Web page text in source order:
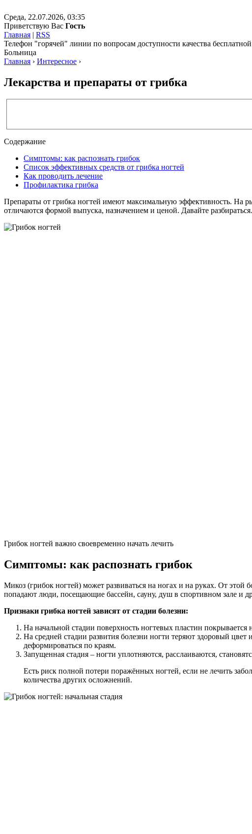
Среда, 22.07.2026, 03:35
Приветствую Вас Гость
Главная | RSS
Телефон "горячей" линии по вопросам доступности качества
Больница
Главная › Интересное ›
Лекарства и препараты от грибка
Содержание
Симптомы: как распознать грибок
Список эффективных средств от грибка ногтей
Как проводить лечение
Профилактика грибка
Препараты от грибка ногтей имеют максимальную эффективность. На
отличаются формой выпуска, назначением и ценой. Давайте разбираться.
Грибок ногтей важно своевременно начать лечить
Симптомы: как распознать грибок
Микоз (грибок ногтей) может развиваться на ногах и на руках. От
попадают люди, посещающие бассейн, сауну, душ в спортивном зале и
Признаки грибка ногтей зависят от стадии болезни:
На начальной стадии поверхность ногтевых пластин
На средней стадии развития болезни ногти теряют здоровый
деформироваться по краям.
Запущенная стадия – ногти уплотняются, расслаиваются,
Есть риск полной потери поражённых ногтей, если не лечить
количества других осложнений.